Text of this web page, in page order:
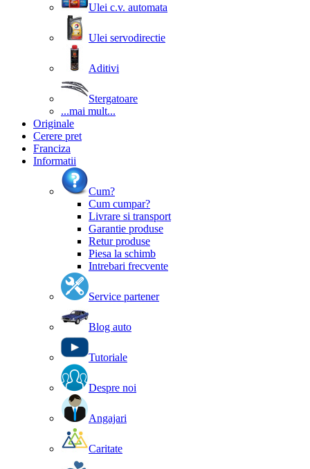
Ulei c.v. automata
Ulei servodirectie
Aditivi
Stergatoare
...mai mult...
Originale
Cerere pret
Franciza
Informatii
Cum?
Cum cumpar?
Livrare si transport
Garantie produse
Retur produse
Piesa la schimb
Intrebari frecvente
Service partener
Blog auto
Tutoriale
Despre noi
Angajari
Caritate